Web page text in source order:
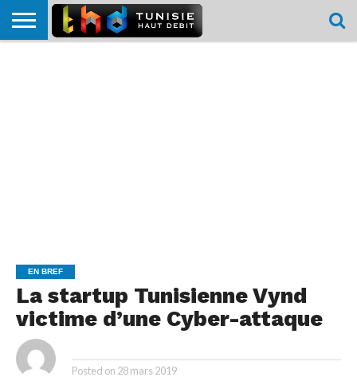
EN BREF
La startup Tunisienne Vynd
victime d’une Cyber-attaque
Posted on 28 mars 2019